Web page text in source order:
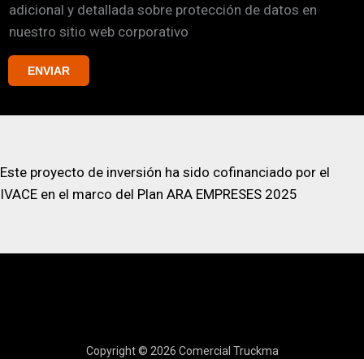
e
v
e
f
ó
adicional y detallada sobre protección de datos en
nuestro sitio web corporativo
ENVIAR
Este proyecto de inversión ha sido cofinanciado por el
IVACE en el marco del Plan ARA EMPRESES 2025
Copyright © 2026 Comercial Truckma